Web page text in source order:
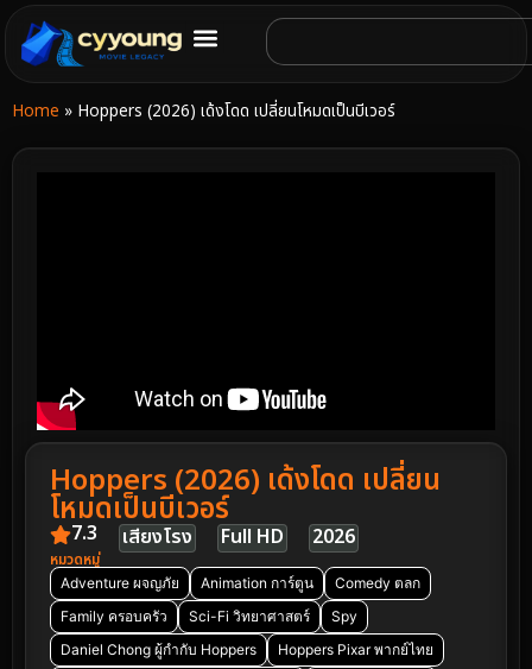
Home » Hoppers (2026) เด้งโดด เปลี่ยนโหมดเป็นบีเวอร์
Hoppers (2026) เด้งโดด เปลี่ยน
โหมดเป็นบีเวอร์
7.3 เสียงโรง Full HD 2026
หมวดหมู่
Adventure ผจญภัย Animation การ์ตูน
Comedy ตลก
Family ครอบครัว
Sci-Fi วิทยาศาสตร์
Spy
Daniel Chong ผู้กำกับ Hoppers
Hoppers Pixar พากย์ไทย